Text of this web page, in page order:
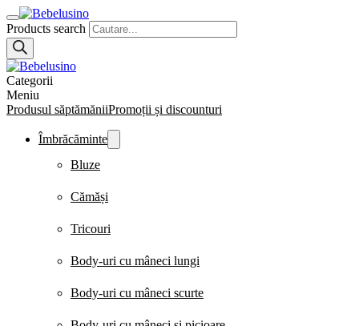
Products search
Categorii
Meniu
Produsul săptămăniiPromoții și discounturi
Îmbrăcăminte
Bluze
Cămăși
Tricouri
Body-uri cu mâneci lungi
Body-uri cu mâneci scurte